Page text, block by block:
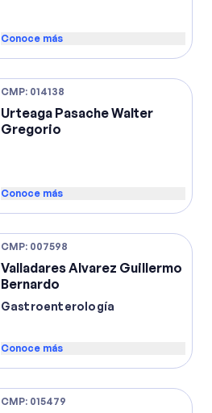
Conoce más
CMP: 014138
Urteaga Pasache Walter
Gregorio
Conoce más
CMP: 007598
Valladares Alvarez Guillermo
Bernardo
Gastroenterología
Conoce más
CMP: 015479